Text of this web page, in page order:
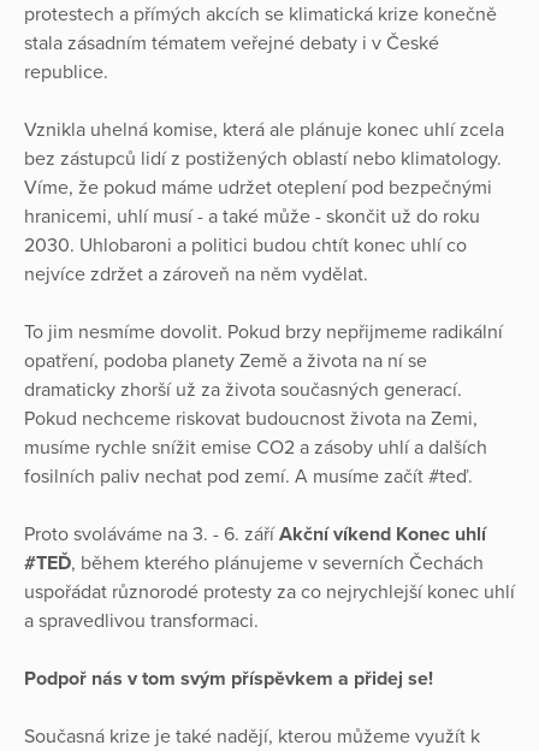
protestech a přímých akcích se klimatická krize konečně
stala zásadním tématem veřejné debaty i v České
republice.
Vznikla uhelná komise, která ale plánuje konec uhlí zcela
bez zástupců lidí z postižených oblastí nebo klimatology.
Víme, že pokud máme udržet oteplení pod bezpečnými
hranicemi, uhlí musí - a také může - skončit už do roku
2030. Uhlobaroni a politici budou chtít konec uhlí co
nejvíce zdržet a zároveň na něm vydělat.
To jim nesmíme dovolit. Pokud brzy nepřijmeme radikální
opatření, podoba planety Země a života na ní se
dramaticky zhorší už za života současných generací.
Pokud nechceme riskovat budoucnost života na Zemi,
musíme rychle snížit emise CO2 a zásoby uhlí a dalších
fosilních paliv nechat pod zemí. A musíme začít #teď.
Proto svoláváme na 3. - 6. záříAkční víkend Konec uhlí
#TEĎ, během kterého plánujeme v severních Čechách
uspořádat různorodé protesty za co nejrychlejší konec uhlí
a spravedlivou transformaci.
Podpoř nás v tom svým příspěvkem a přidej se!
Současná krize je také nadějí, kterou můžeme využít k